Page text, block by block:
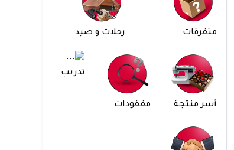
متفرقات رحلات و صيد
أسر منتجة مفقودات
تدريب